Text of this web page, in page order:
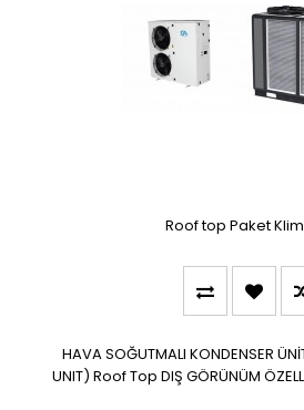
Roof top Paket
HAVA SOĞUTMALI KONDENSER
UNIT) Roof Top DIŞ GÖRÜNÜM